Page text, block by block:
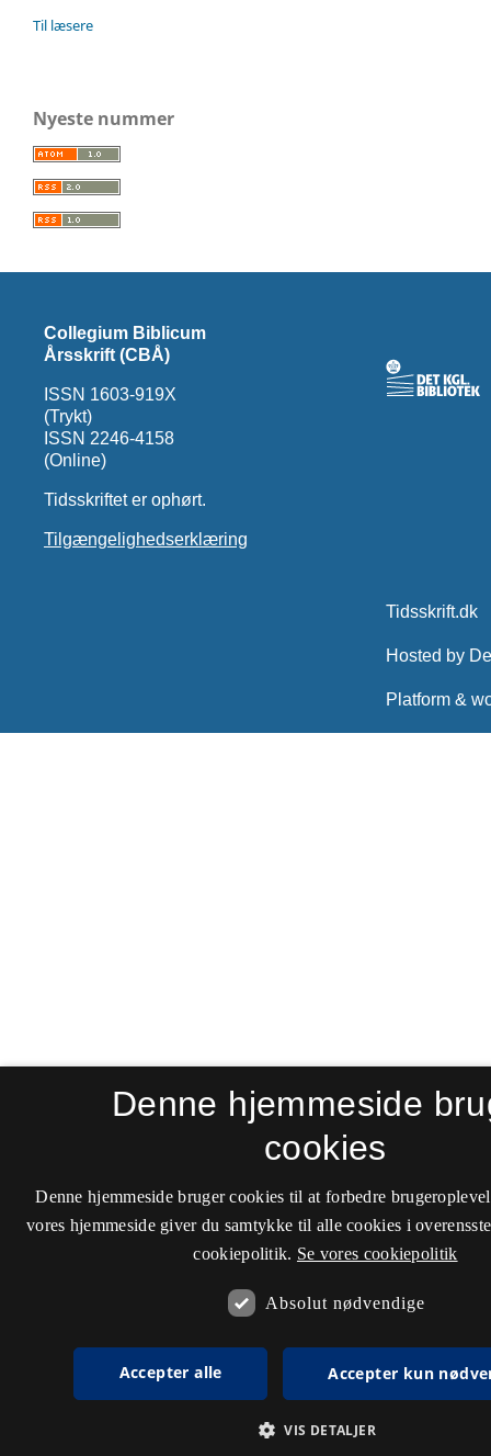
Til læsere
Nyeste nummer
Collegium Biblicum
Årsskrift (CBÅ)
ISSN 1603-919X
(Trykt)
ISSN 2246-4158
(Online)
Tidsskriftet er ophørt.
Tilgængelighedserklæring
Denne hjemmeside
cookies
Denne hjemmeside bruger cookies til at forbedre
vores hjemmeside giver du samtykke til alle cookies i
cookiepolitik. Se vores cookiepolitik
Absolut nødvendige
Accepter alle Accepter kun
VIS DETALJER